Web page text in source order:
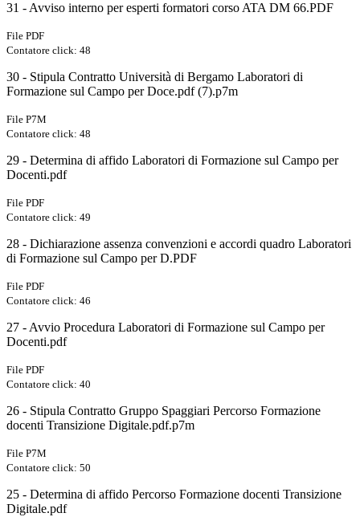
31 - Avviso interno per esperti formatori corso ATA DM 66.PDF
File PDF
Contatore click: 48
30 - Stipula Contratto Università di Bergamo Laboratori di
Formazione sul Campo per Doce.pdf (7).p7m
File P7M
Contatore click: 48
29 - Determina di affido Laboratori di Formazione sul Campo per
Docenti.pdf
File PDF
Contatore click: 49
28 - Dichiarazione assenza convenzioni e accordi quadro Laboratori
di Formazione sul Campo per D.PDF
File PDF
Contatore click: 46
27 - Avvio Procedura Laboratori di Formazione sul Campo per
Docenti.pdf
File PDF
Contatore click: 40
26 - Stipula Contratto Gruppo Spaggiari Percorso Formazione
docenti Transizione Digitale.pdf.p7m
File P7M
Contatore click: 50
25 - Determina di affido Percorso Formazione docenti Transizione
Digitale.pdf